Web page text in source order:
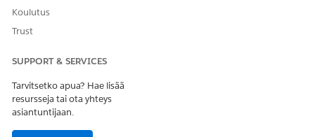
Koulutus
Trust
SUPPORT & SERVICES
Tarvitsetko apua? Hae lisää
resursseja tai ota yhteys
asiantuntijaan.